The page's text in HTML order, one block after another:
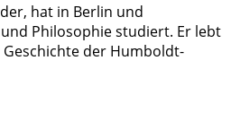
hat in Berlin und
Philosophie studiert. Er lebt
der Humboldt-